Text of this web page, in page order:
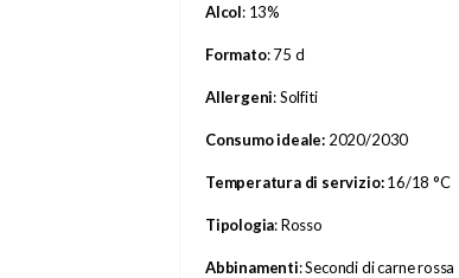
Alcol: 13%
Formato: 75 cl
Allergeni: Solfiti
Consumo ideale: 2020/2030
Temperatura di servizio:16/18 °C
Tipologia: Rosso
Abbinamenti: Secondi di carne rossa